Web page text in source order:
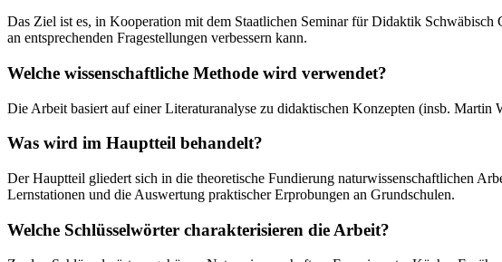
Das Ziel ist es, in Kooperation mit dem Staatlichen Seminar für Didaktik
an entsprechenden Fragestellungen verbessern kann.
Welche wissenschaftliche Methode wird verwendet?
Die Arbeit basiert auf einer Literaturanalyse zu didaktischen Konzepten (insb.
Was wird im Hauptteil behandelt?
Der Hauptteil gliedert sich in die theoretische Fundierung naturwissenschaftlichen
Lernstationen und die Auswertung praktischer Erprobungen an Grundschulen.
Welche Schlüsselwörter charakterisieren die Arbeit?